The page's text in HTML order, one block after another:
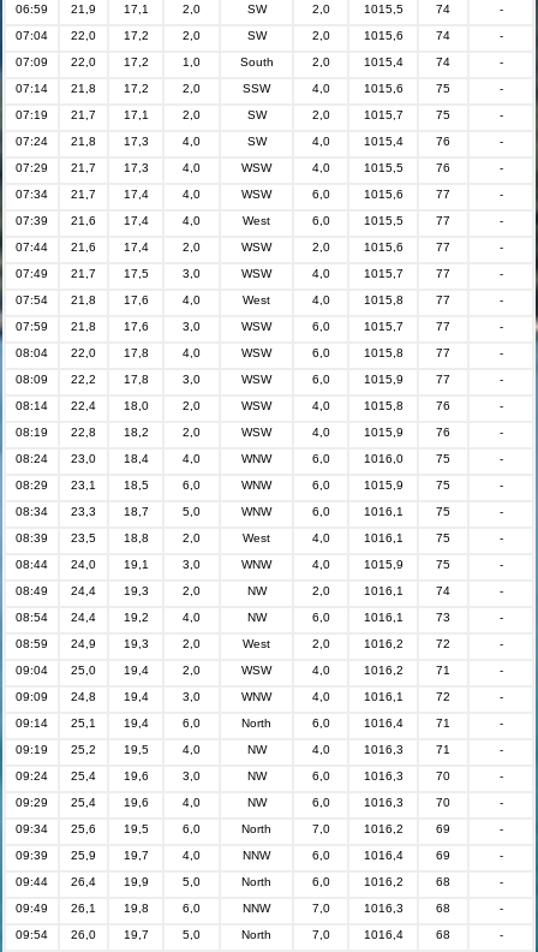
06:59 21,9 17,1 2,0 SW 2,0 1015,5 74
-
07:04
22,0 17,2 2,0 SW 2,0 1015,6 74
-
07:09
22,0 17,2 1,0 South 2,0 1015,4 74
-
07:14
21,8 17,2 2,0 SSW 4,0 1015,6 75
-
07:19
21,7 17,1 2,0 SW 2,0 1015,7 75
-
07:24
21,8 17,3 4,0 SW 4,0 1015,4 76
-
07:29
21,7 17,3 4,0 WSW 4,0 1015,5 76
-
07:34
21,7 17,4 4,0 WSW 6,0 1015,6 77
-
07:39
21,6 17,4 4,0 West 6,0 1015,5 77
-
07:44
21,6 17,4 2,0 WSW 2,0 1015,6 77
-
07:49
21,7 17,5 3,0 WSW 4,0 1015,7 77
-
07:54
21,8 17,6 4,0 West 4,0 1015,8 77
-
07:59
21,8 17,6 3,0 WSW 6,0 1015,7 77
-
08:04
22,0 17,8 4,0 WSW 6,0 1015,8 77
-
08:09
22,2 17,8 3,0 WSW 6,0 1015,9 77
-
08:14
22,4 18,0 2,0 WSW 4,0 1015,8 76
-
08:19
22,8 18,2 2,0 WSW 4,0 1015,9 76
-
08:24
23,0 18,4 4,0 WNW 6,0 1016,0 75
-
08:29
23,1 18,5 6,0 WNW 6,0 1015,9 75
-
08:34
23,3 18,7 5,0 WNW 6,0 1016,1 75
-
08:39
23,5 18,8 2,0 West 4,0 1016,1 75
-
08:44
24,0 19,1 3,0 WNW 4,0 1015,9 75
-
08:49
24,4 19,3 2,0 NW 2,0 1016,1 74
-
08:54
24,4 19,2 4,0 NW 6,0 1016,1 73
-
08:59
24,9 19,3 2,0 West 2,0 1016,2 72
-
09:04
25,0 19,4 2,0 WSW 4,0 1016,2 71
-
09:09
24,8 19,4 3,0 WNW 4,0 1016,1 72
-
09:14
25,1 19,4 6,0 North 6,0 1016,4 71
-
09:19
25,2 19,5 4,0 NW 4,0 1016,3 71
-
09:24
25,4 19,6 3,0 NW 6,0 1016,3 70
-
09:29
25,4 19,6 4,0 NW 6,0 1016,3 70
-
09:34
25,6 19,5 6,0 North 7,0 1016,2 69
-
09:39
25,9 19,7 4,0 NNW 6,0 1016,4 69
-
09:44
26,4 19,9 5,0 North 6,0 1016,2 68
-
09:49
26,1 19,8 6,0 NNW 7,0 1016,3 68
-
09:54
26,0 19,7 5,0 North 7,0 1016,4 68
-